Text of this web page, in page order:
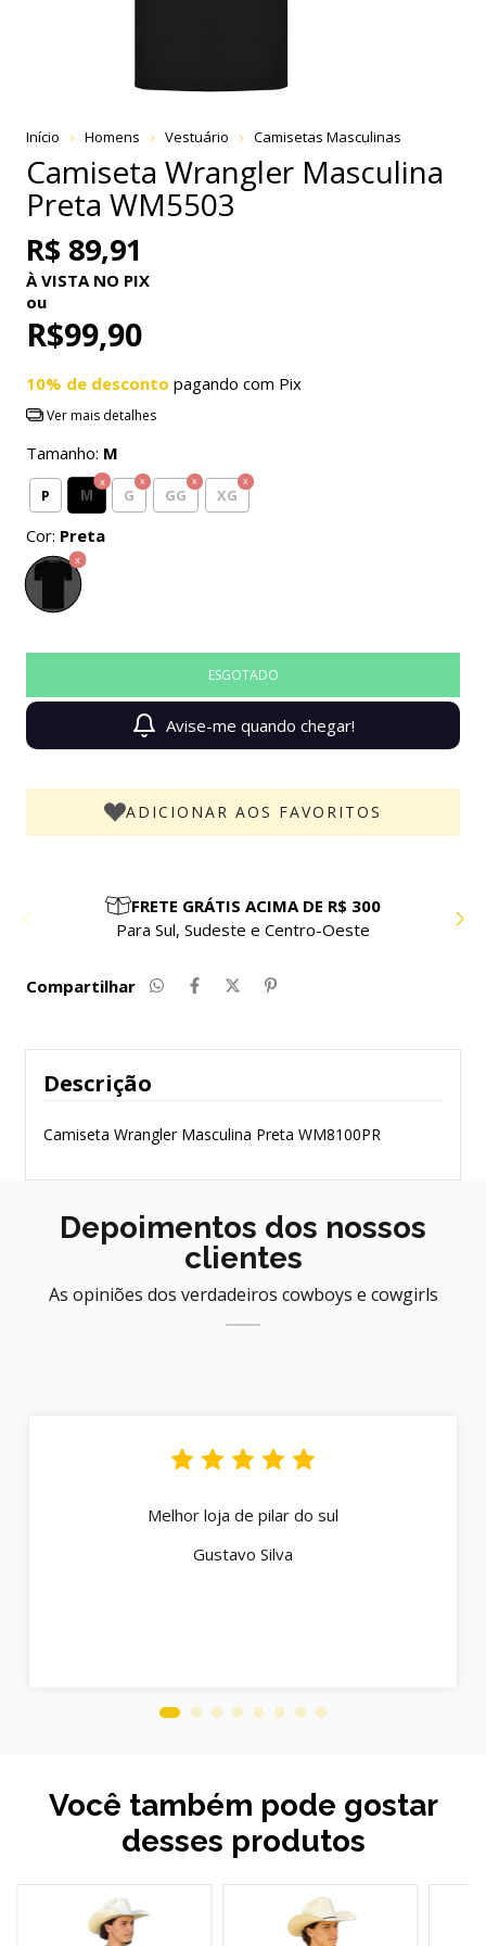
Início Homens Vestuário Camisetas Masculinas
Camiseta Wrangler Masculina
Preta WM5503
R$ 89,91
À VISTA NO PIX
ou
R$99,90
10% de desconto pagando com Pix
Ver mais detalhes
Tamanho: M
P M G GG XG
Cor: Preta
Avise-me quando chegar!
ADICIONAR AOS FAVORITOS
PARCELE EM ATÉ 10X SEM JUROS
Compre com facilidade e segurança
Compartilhar
Descrição
Camiseta Wrangler Masculina Preta WM8100PR
Depoimentos dos nossos
clientes
As opiniões dos verdadeiros cowboys e cowgirls
Melhor loja de pilar do sul
Gustavo Silva
Você também pode gostar
desses produtos